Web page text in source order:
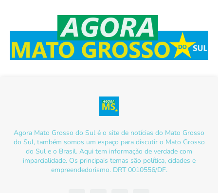
Agora Mato Grosso do Sul é o site de notícias do Mato Grosso
do Sul, também somos um espaço para discutir o Mato Grosso
do Sul e o Brasil. Aqui tem informação de verdade com
imparcialidade. Os principais temas são política, cidades e
empreendedorismo. DRT 0010556/DF.